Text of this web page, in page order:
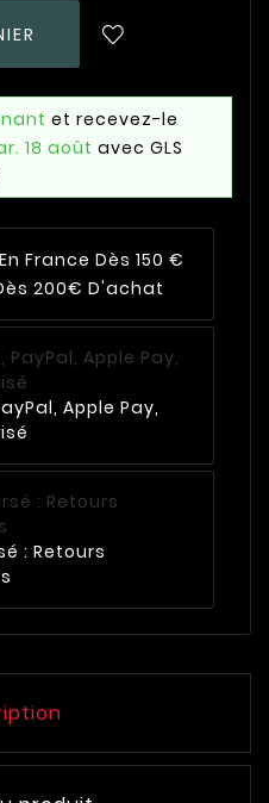
et recevez-le
18 août avec GLS
France Dès 150 €
200€ D'achat
Apple Pay,
: Retours